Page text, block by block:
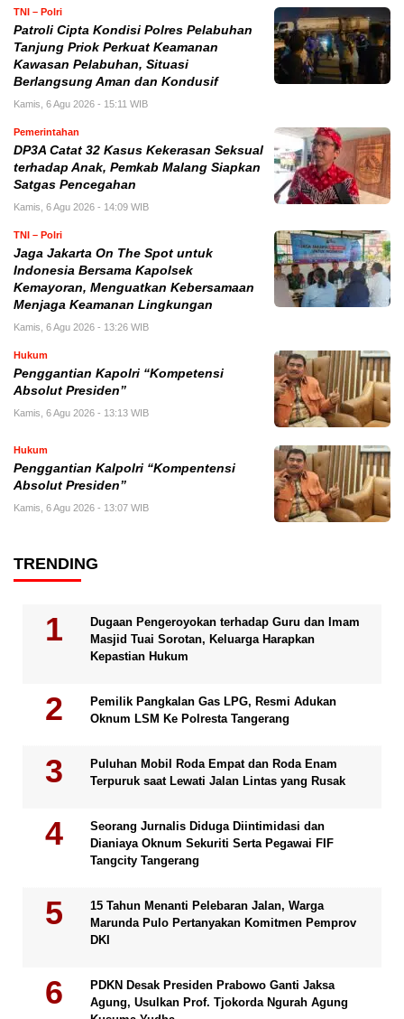
TNI – Polri
Patroli Cipta Kondisi Polres Pelabuhan
Tanjung Priok Perkuat Keamanan
Kawasan Pelabuhan, Situasi
Berlangsung Aman dan Kondusif
Kamis, 6 Agu 2026 - 15:11 WIB
Pemerintahan
DP3A Catat 32 Kasus Kekerasan Seksual
terhadap Anak, Pemkab Malang Siapkan
Satgas Pencegahan
Kamis, 6 Agu 2026 - 14:09 WIB
TNI – Polri
Jaga Jakarta On The Spot untuk
Indonesia Bersama Kapolsek
Kemayoran, Menguatkan Kebersamaan
Menjaga Keamanan Lingkungan
Kamis, 6 Agu 2026 - 13:26 WIB
Hukum
Penggantian Kapolri “Kompetensi
Absolut Presiden”
Kamis, 6 Agu 2026 - 13:13 WIB
Hukum
Penggantian Kalpolri “Kompentensi
Absolut Presiden”
Kamis, 6 Agu 2026 - 13:07 WIB
TRENDING
Dugaan Pengeroyokan terhadap Guru dan Imam
Masjid Tuai Sorotan, Keluarga Harapkan
Kepastian Hukum
Pemilik Pangkalan Gas LPG, Resmi Adukan
Oknum LSM Ke Polresta Tangerang
Puluhan Mobil Roda Empat dan Roda Enam
Terpuruk saat Lewati Jalan Lintas yang Rusak
Seorang Jurnalis Diduga Diintimidasi dan
Dianiaya Oknum Sekuriti Serta Pegawai FIF
Tangcity Tangerang
15 Tahun Menanti Pelebaran Jalan, Warga
Marunda Pulo Pertanyakan Komitmen Pemprov
DKI
PDKN Desak Presiden Prabowo Ganti Jaksa
Agung, Usulkan Prof. Tjokorda Ngurah Agung